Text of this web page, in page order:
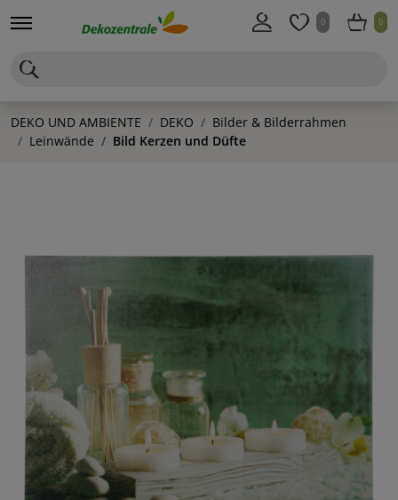
0 0
DEKO UND AMBIENTE DEKO
Bilder & Bilderrahmen
Leinwände
Bild Kerzen und Düfte